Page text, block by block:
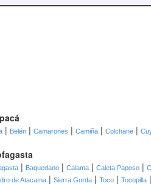
| Belén | Camarones | Camiña | Colchane |
| Baquedano | Calama | Caleta Paposo |
de Atacama | Sierra Gorda | Toco | Tocopilla |